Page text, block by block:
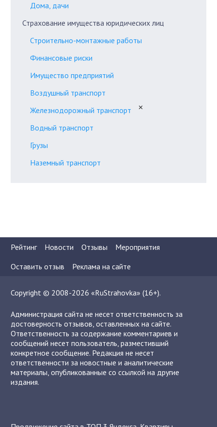
Дома, дачи
Страхование имущества юридических лиц
Строительно-монтажные работы
Финансовые риски
Имущество предприятий
Воздушный транспорт
Железнодорожный транспорт
✕
Водный транспорт
Грузы
Наземный транспорт
Рейтинг Новости Отзывы
Мероприятия
Оставить отзыв
Реклама на сайте
Copyright © 2008-2026 «RuStrahovka» (16+).
Администрация сайта не несет ответственность за
достоверность отзывов, оставленных на сайте.
Ответственность за содержание комментариев и
сообщений несет пользователь, разместивший
конкретное сообщение. Редакция не несет
ответственности за новостные и аналитические
материалы, опубликованные со ссылкой на другие
издания.